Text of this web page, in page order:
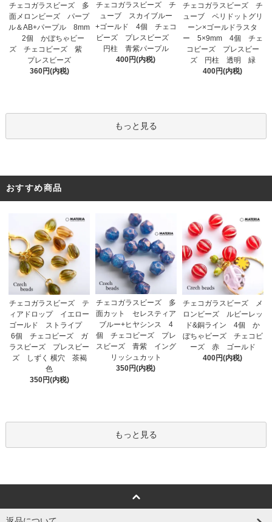
チェコガラスビーズ 多
面メロンビーズ パープ
ル＆AB+パープル 8mm
2個 かぼちゃビー
ズ チェコビーズ 紫
プレスビーズ
360円(内税)
チェコガラスビーズ チ
ューブ スカイブルー
+ゴールド 4個 チェコ
ビーズ プレスビーズ
円柱 青紫パープル
400円(内税)
チェコガラスビーズ チ
ューブ ペリドットグリ
ーン×ゴールドラスタ
ー 5×9mm 4個 チェ
コビーズ プレスビー
ズ 円柱 透明 緑
400円(内税)
もっと見る
おすすめ商品
チェコガラスビーズ テ
ィアドロップ イエロー
ゴールド ストライプ
6個 チェコビーズ ガ
ラスビーズ プレスビー
ズ しずく 横穴 茶褐
色
350円(内税)
チェコガラスビーズ 多
面カット セレスティア
ブルー+ヒヤシンス 4
個 チェコビーズ プレ
スビーズ 青紫 イング
リッシュカット
350円(内税)
チェコガラスビーズ メ
ロンビーズ ルビーレッ
ド&銅ライン 4個 か
ぼちゃビーズ チェコビ
ーズ 赤 ゴールド
400円(内税)
もっと見る